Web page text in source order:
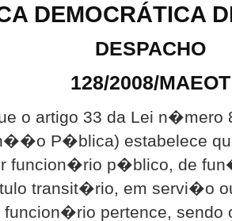
DEMOCRÁTICA
DESPACHO
128/2008/MAEOT
o artigo 33 da Lei n�mero
P�blica) estabelece
funcion�rio p�blico, de
transit�rio, em servi�o
funcion�rio pertence, sendo